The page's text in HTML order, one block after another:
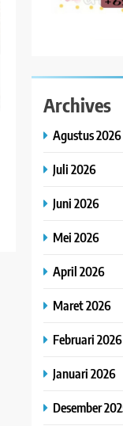
Archives
Agustus 2026
Juli 2026
Juni 2026
Mei 2026
April 2026
Maret 2026
Februari 2026
Januari 2026
Desember